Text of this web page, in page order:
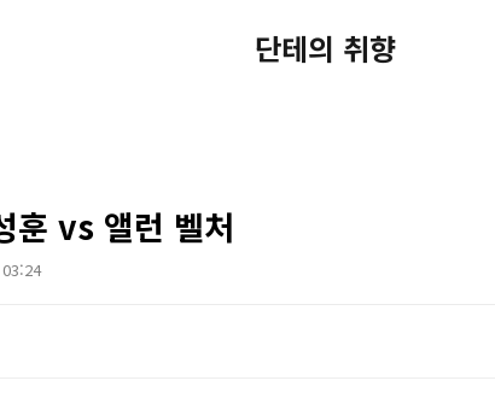
단테의 취향
훈 vs 앨런 벨처